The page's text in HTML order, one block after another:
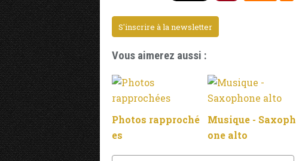
S'inscrire à la newsletter
Vous aimerez aussi :
Photos rapproché
es
Musique - Saxoph
one alto